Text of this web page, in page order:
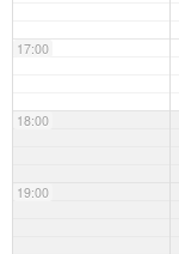
17:00
18:00
19:00